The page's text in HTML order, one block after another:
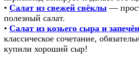
• Салат из свежей свёклы —
полезный салат.
• Салат из козьего сыра и
классическое сочетание,
купили хороший сыр!